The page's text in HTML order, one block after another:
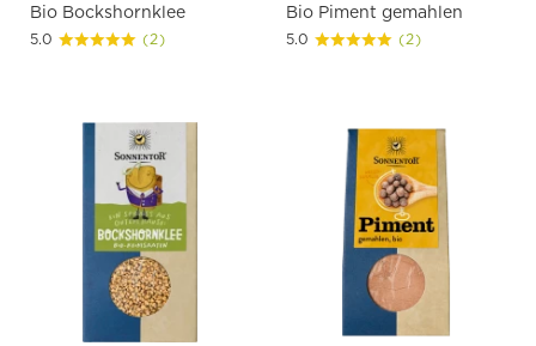
Bio Bockshornklee
5.0 (2)
Bio Piment gemahlen
5.0 (2)